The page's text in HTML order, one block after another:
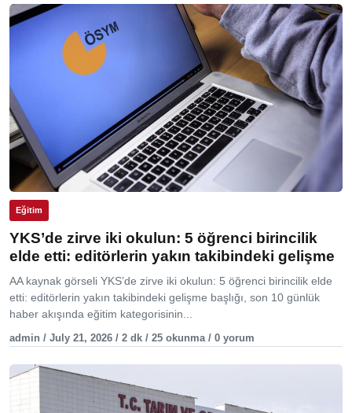
Eğitim
YKS’de zirve iki okulun: 5 öğrenci birincilik
elde etti: editörlerin yakın takibindeki gelişme
AA kaynak görseli YKS’de zirve iki okulun: 5 öğrenci birincilik elde
etti: editörlerin yakın takibindeki gelişme başlığı, son 10 günlük
haber akışında eğitim kategorisinin...
admin / July 21, 2026 / 2 dk / 25 okunma / 0 yorum